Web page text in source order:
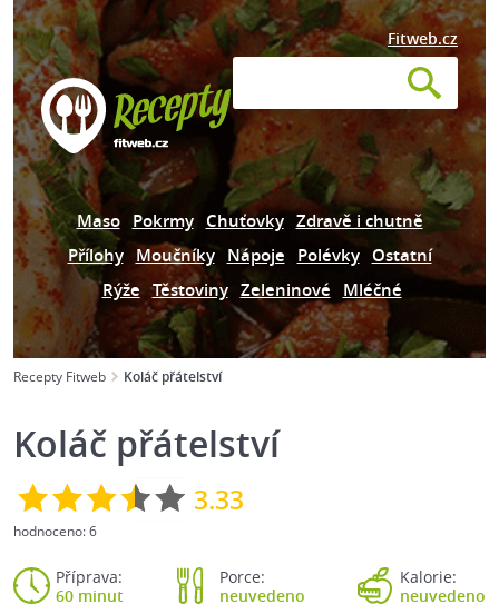
Fitweb.cz
Maso Pokrmy Chuťovky Zdravě i chutně
Přílohy Moučníky Nápoje Polévky Ostatní
Rýže Těstoviny Zeleninové Mléčné
Recepty Fitweb Koláč přátelství
Koláč přátelství
3.33
hodnoceno:6
Příprava:
60 minut
Porce:
neuvedeno
Kalorie:
neuvedeno